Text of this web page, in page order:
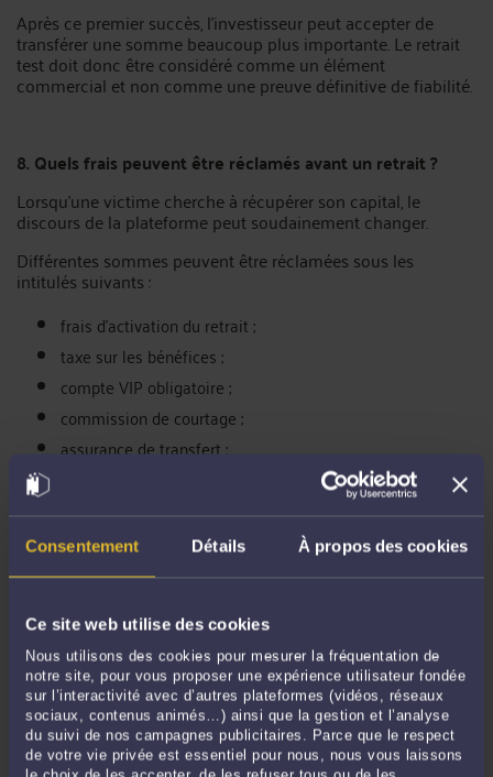
Consentement Détails À propos des cookies
Ce site web utilise des cookies
Nous utilisons des cookies pour mesurer la fréquentation de
notre site, pour vous proposer une expérience utilisateur fondée
sur l’interactivité avec d’autres plateformes (vidéos, réseaux
sociaux, contenus animés…) ainsi que la gestion et l’analyse
du suivi de nos campagnes publicitaires. Parce que le respect
de votre vie privée est essentiel pour nous, nous vous laissons
Après ce premier succès, l’investisseur peut accepter de
transférer une somme beaucoup plus importante. Le retrait
test doit donc être considéré comme un élément
commercial et non comme une preuve définitive de fiabilité.
8. Quels frais peuvent être réclamés avant un retrait ?
Lorsqu’une victime cherche à récupérer son capital, le
discours de la plateforme peut soudainement changer.
Différentes sommes peuvent être réclamées sous les
intitulés suivants :
frais d’activation du retrait ;
taxe sur les bénéfices ;
compte VIP obligatoire ;
commission de courtage ;
assurance de transfert ;
dépôt de liquidité ;
validation anti-blanchiment ;
frais internationaux ;
conversion monétaire ;
déblocage administratif.
Le prétendu conseiller peut affirmer que ces frais sont
obligatoires et que le paiement sera immédiatement
remboursé avec le capital.